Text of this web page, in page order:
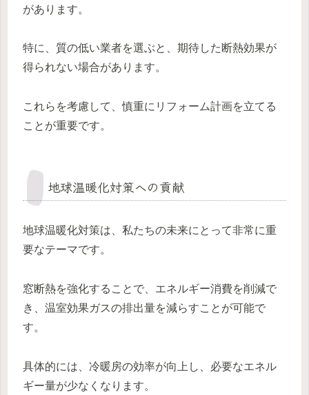
があります。
特に、質の低い業者を選ぶと、期待した断熱効果が
得られない場合があります。
これらを考慮して、慎重にリフォーム計画を立てる
ことが重要です。
地球温暖化対策への貢献
地球温暖化対策は、私たちの未来にとって非常に重
要なテーマです。
窓断熱を強化することで、エネルギー消費を削減で
き、温室効果ガスの排出量を減らすことが可能で
す。
具体的には、冷暖房の効率が向上し、必要なエネル
ギー量が少なくなります。